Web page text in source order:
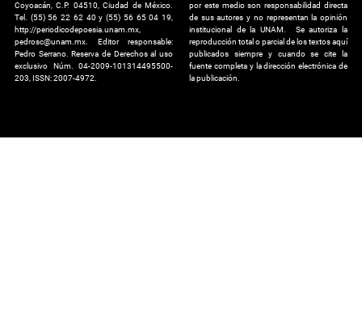
Coyoacán, C.P. 04510, Ciudad de México.
Tel. (55) 56 22 62 40 y (55) 56 65 04 19,
http://periodicodepoesia.unam.mx,
pedrosc@unam.mx. Editor responsable:
Pedro Serrano. Reserva de Derechos al uso
exclusivo Núm. 04-2009-101314495500-
203, ISSN: 2007-4972.
por este medio son responsabilidad directa
de sus autores y no representan la opinión
institucional de la UNAM. Se autoriza la
reproducción total o parcial de los textos aquí
publicados siempre y cuando se cite la
fuente completa y la dirección electrónica de
la publicación.